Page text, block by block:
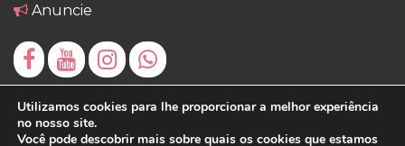
Anuncie
Utilizamos cookies para lhe proporcionar a melhor experiência
no nosso site.
Você pode descobrir mais sobre quais os cookies que estamos